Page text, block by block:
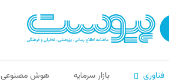
فناوری بازار سرمایه هوش مصنوعی